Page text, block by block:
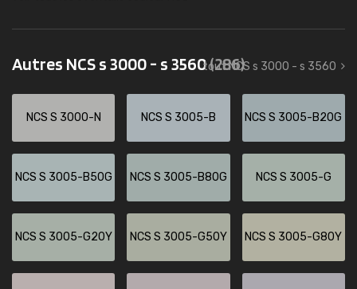
Autres NCS s 3000 - s 3560(286)
tout NCS s 3000 - s 3560
NCS S 3000-N NCS S 3005-B NCS S 3005-B20G
NCS S 3005-B50G NCS S 3005-B80G NCS S 3005-G
NCS S 3005-G20Y NCS S 3005-G50Y NCS S 3005-G80Y